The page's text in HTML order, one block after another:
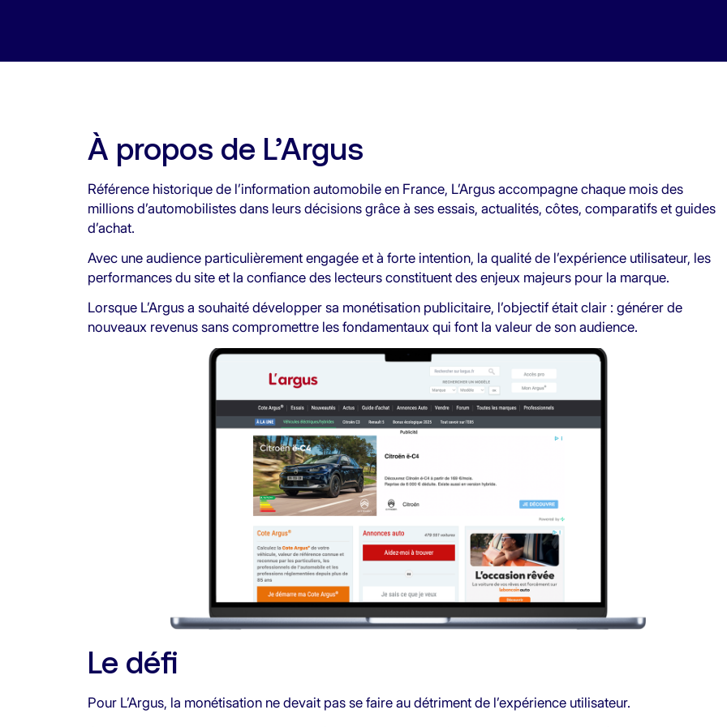
À propos de L’Argus
Référence historique de l’information automobile en France, L’Argus accompagne chaque mois des
millions d’automobilistes dans leurs décisions grâce à ses essais, actualités, côtes, comparatifs et guides
d’achat.
Avec une audience particulièrement engagée et à forte intention, la qualité de l’expérience utilisateur, les
performances du site et la confiance des lecteurs constituent des enjeux majeurs pour la marque.
Lorsque L’Argus a souhaité développer sa monétisation publicitaire, l’objectif était clair : générer de
nouveaux revenus sans compromettre les fondamentaux qui font la valeur de son audience.
Le défi
Pour L’Argus, la monétisation ne devait pas se faire au détriment de l’expérience utilisateur.